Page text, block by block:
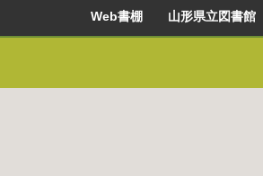
Web書棚 山形県立図書館